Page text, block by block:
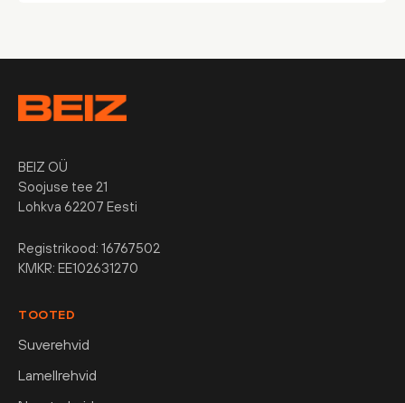
BEIZ OÜ
Soojuse tee 21
Lohkva 62207 Eesti
Registrikood: 16767502
KMKR: EE102631270
TOOTED
Suverehvid
Lamellrehvid